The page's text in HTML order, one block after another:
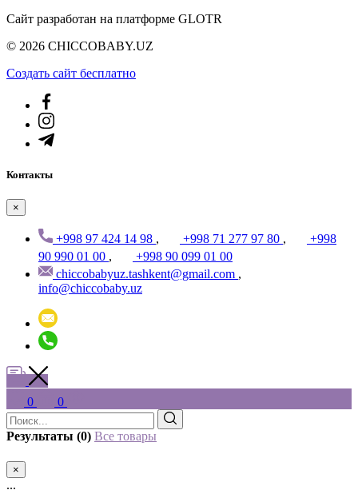
Сайт разработан на платформе GLOTR
© 2026 CHICCOBABY.UZ
Создать cайт бесплатно
Контакты
×
+998 97 424 14 98 , +998 71 277 97 80 ,
+998
90 990 01 00 ,
+998 90 099 01 00
chiccobabyuz.tashkent@gmail.com ,
info@chiccobaby.uz
0 0
Результаты (0) Все товары
×
...